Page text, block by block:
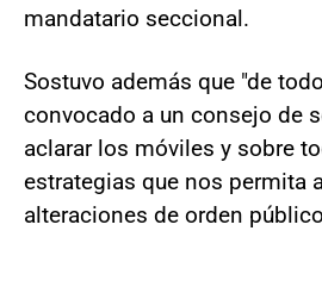
mandatario seccional.
Sostuvo además que "de
convocado a un consejo de
aclarar los móviles y sobre
estrategias que nos permita
alteraciones de orden